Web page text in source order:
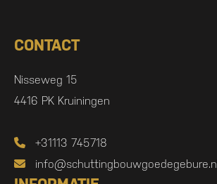
CONTACT
Nisseweg 15
4416 PK Kruiningen
+31113 745718
info@schuttingbouwgoedegebure.nl